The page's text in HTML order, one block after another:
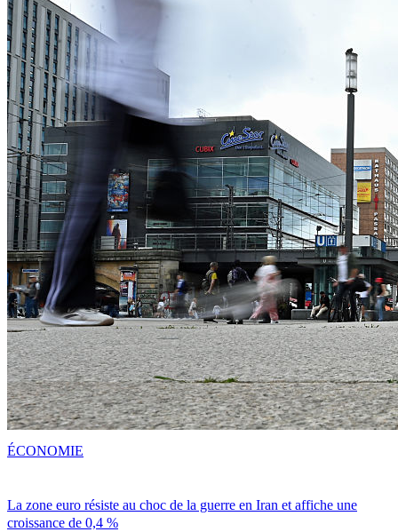
La zone euro résiste au choc de la guerre en Iran et affiche une
croissance de 0,4 %
ÉCONOMIE